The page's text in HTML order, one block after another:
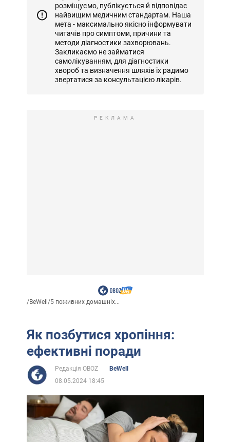
розміщуємо, публікується й відповідає
найвищим медичним стандартам. Наша
мета - максимально якісно інформувати
читачів про симптоми, причини та
методи діагностики захворювань.
Закликаємо не займатися
самолікуванням, для діагностики
хвороб та визначення шляхів їх радимо
звертатися за консультацією лікарів.
РЕКЛАМА
/BeWell /5 поживних домашніх...
Як позбутися хропіння:
ефективні поради
Редакція OBOZ
BeWell
08.05.2024 18:45